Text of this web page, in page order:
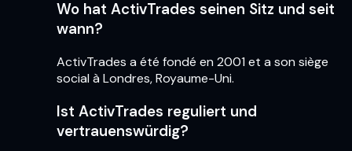
Wo hat ActivTrades seinen Sitz und seit
wann?
ActivTrades a été fondé en 2001 et a son siège
social à Londres, Royaume-Uni.
Ist ActivTrades reguliert und
vertrauenswürdig?